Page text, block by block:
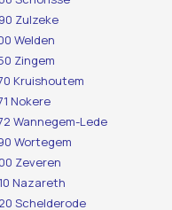
Zulzeke
Welden
Zingem
Kruishoutem
Nokere
Wannegem-Lede
Wortegem
Zeveren
Nazareth
Schelderode